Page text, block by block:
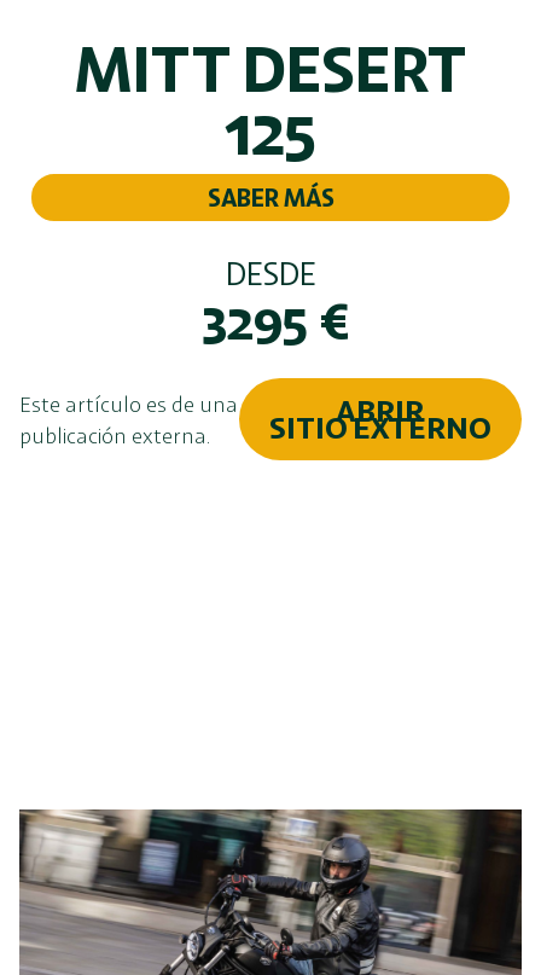
MITT DESERT
125
SABER MÁS
DESDE
3295 €
Este artículo es de una
publicación externa.
ABRIR
SITIO EXTERNO